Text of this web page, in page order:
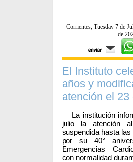
Corrientes, Tuesday 7 de
de
El Instituto
años y
atención el 23
La institución
julio la atención al
suspendida hasta las
por su 40°
Emergencias
con normalidad